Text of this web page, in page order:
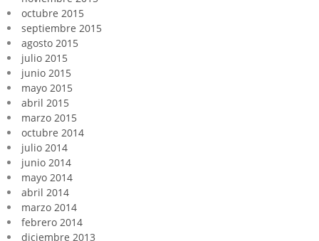
octubre 2015
septiembre 2015
agosto 2015
julio 2015
junio 2015
mayo 2015
abril 2015
marzo 2015
octubre 2014
julio 2014
junio 2014
mayo 2014
abril 2014
marzo 2014
febrero 2014
diciembre 2013